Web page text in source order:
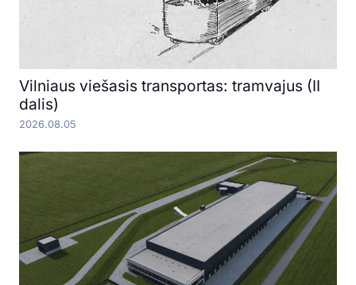
Vilniaus viešasis transportas: tramvajus (II
dalis)
2026.08.05